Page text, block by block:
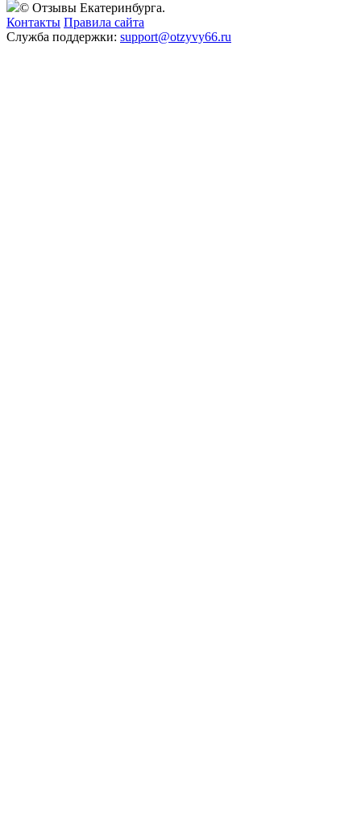
© Отзывы Екатеринбурга.
Контакты Правила сайта
Служба поддержки: support@otzyvy66.ru